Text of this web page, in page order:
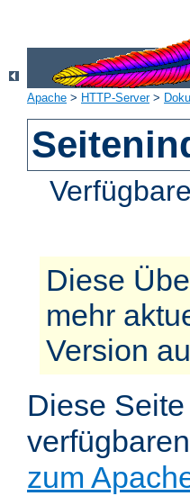
Apache > HTTP-Server>
Diese
mehr
Version
Diese
zum